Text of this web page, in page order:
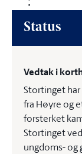
Status
Vedtak i
Stortinget
fra Høyre og
forsterket
Stortinget
ungdoms- og